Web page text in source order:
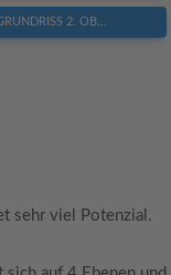
2. OB...
sehr viel Potenzial.